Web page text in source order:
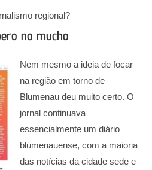
regional?
no mucho
Nem mesmo a ideia de focar
na região em torno de
Blumenau deu muito certo. O
jornal continuava
essencialmente um diário
blumenauense, com a maioria
das notícias da cidade sede e